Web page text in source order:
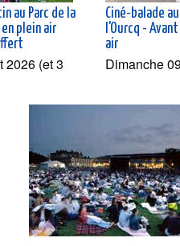
au Parc de la
plein air
2026 (et 3
Ciné-balade
l'Ourcq -
air
Dimanche